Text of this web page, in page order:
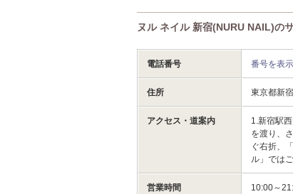
ヌル ネイル 新宿(NURU NAIL)の
電話番号 番号を表示
住所 東京都新
アクセス・道案内
1.新宿駅
を渡り、
ぐ右折、
ル」では
営業時間 10:00～